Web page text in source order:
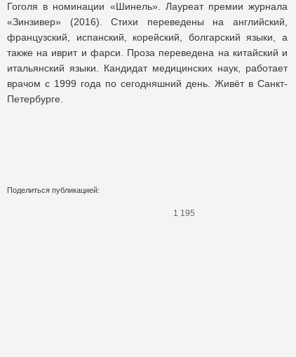
Гоголя в номинации «Шинель». Лауреат премии журнала
«Зинзивер» (2016). Стихи переведены на английский,
французский, испанский, корейский, болгарский языки, а
также на иврит и фарси. Проза переведена на китайский и
итальянский языки. Кандидат медицинских наук, работает
врачом с 1999 года по сегодняшний день. Живёт в Санкт-
Петербурге.
Поделиться публикацией:
1 195